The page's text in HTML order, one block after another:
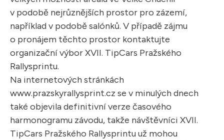
v podobě nejrůznějších prostor pro zázemí,
například v podobě salónků. V případě zájmu
o pronájem těchto prostor kontaktujte
organizační výbor XVII. TipCars Pražského
Rallysprintu.
Na internetových stránkách
www.prazskyrallysprint.cz se v minulých dnech
také objevila definitivní verze časového
harmonogramu závodu, takže návštěvníci XVII.
TipCars Pražského Rallysprintu už mohou